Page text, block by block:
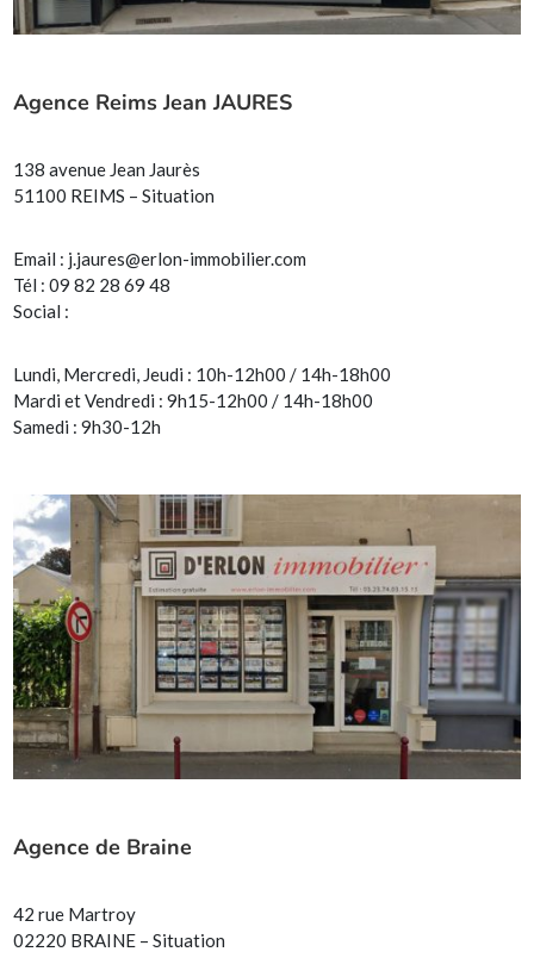
Agence Reims Jean JAURES
138 avenue Jean Jaurès
51100 REIMS – Situation
Email : j.jaures@erlon-immobilier.com
Tél : 09 82 28 69 48
Social :
Lundi, Mercredi, Jeudi : 10h-12h00 / 14h-18h00
Mardi et Vendredi : 9h15-12h00 / 14h-18h00
Samedi : 9h30-12h
Agence de Braine
42 rue Martroy
02220 BRAINE – Situation